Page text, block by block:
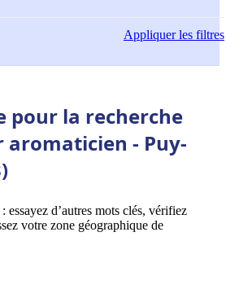
Appliquerles filtres
pour la recherche
aromaticien - Puy-
essayez d’autres mots clés, vérifiez
votre zone géographique de